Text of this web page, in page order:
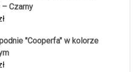
– Czarny
"Cooperfa" w kolorze